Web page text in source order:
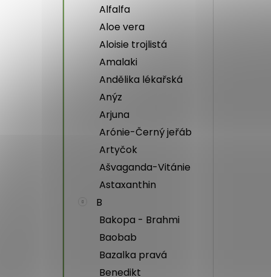
Alfalfa
Aloe vera
Aloisie trojlistá
Amalaki
Andělika lékařská
Anýz
Arjuna
Arónie-Černý jeřáb
Artyčok
Ašvaganda-Vitánie
Astaxanthin
B
Bakopa - Brahmi
Baobab
Bazalka pravá
Benedikt